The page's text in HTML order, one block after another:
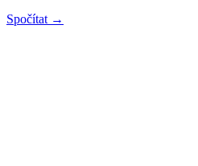
Spočítat →